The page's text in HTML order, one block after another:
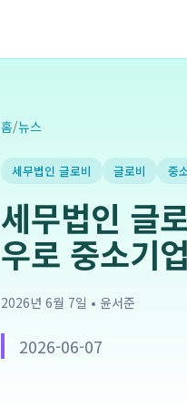
홈/뉴스
세무법인 글로비 글로비 중
세무법인 글
우로 중소기
2026년 6월 7일 • 윤서준
2026-06-07